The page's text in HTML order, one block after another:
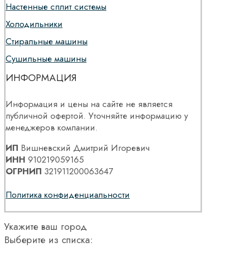
Настенные сплит системы
Холодильники
Стиральные машины
Сушильные машины
ИНФОРМАЦИЯ
Информация и цены на сайте не является
публичной офертой. Уточняйте информацию у
менеджеров компании.
ИП Вишневский Дмитрий Игоревич
ИНН 910219059165
ОГРНИП 321911200063647
Политика конфиденциальности
Укажите ваш город
Выберите из списка: